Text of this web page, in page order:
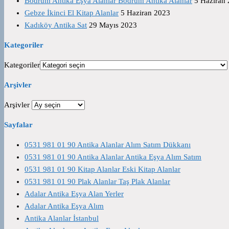
Gebze İkinci El Kitap Alanlar 5 Haziran 2023
Kadıköy Antika Sat 29 Mayıs 2023
Kategoriler
Kategoriler
Arşivler
Arşivler
Sayfalar
0531 981 01 90 Antika Alanlar Alım Satım Dükkanı
0531 981 01 90 Antika Alanlar Antika Eşya Alım Satım
0531 981 01 90 Kitap Alanlar Eski Kitap Alanlar
0531 981 01 90 Plak Alanlar Taş Plak Alanlar
Adalar Antika Eşya Alan Yerler
Adalar Antika Eşya Alım
Antika Alanlar İstanbul